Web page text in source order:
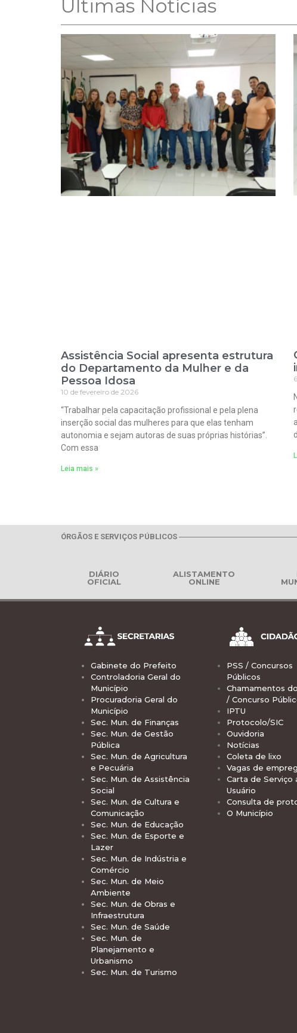
Ultimas Notícias
Assistência Social apresenta estrutura
do Departamento da Mulher e da
Pessoa Idosa
10 de fevereiro de 2026
“Trabalhar pela capacitação profissional e pela plena
inserção social das mulheres para que elas tenham
autonomia e sejam autoras de suas próprias histórias”.
Com essa
Leia mais »
ÓRGÃOS E SERVIÇOS PÚBLICOS
DIÁRIO
OFICIAL
ALISTAMENTO
ONLINE
Gabinete do Prefeito
Controladoria Geral do
Município
Procuradoria Geral do
Município
Sec. Mun. de Finanças
Sec. Mun. de Gestão
Pública
Sec. Mun. de Agricultura
e Pecuária
Sec. Mun. de Assistência
Social
Sec. Mun. de Cultura e
Comunicação
Sec. Mun. de Educação
Sec. Mun. de Esporte e
Lazer
Sec. Mun. de Indústria e
Comércio
Sec. Mun. de Meio
Ambiente
Sec. Mun. de Obras e
Infraestrutura
Sec. Mun. de Saúde
Sec. Mun. de
Planejamento e
Urbanismo
Sec. Mun. de Turismo
PSS / Concursos
Públicos
Chamamentos
/ Concurso
IPTU
Protocolo/SIC
Ouvidoria
Notícias
Coleta de lixo
Vagas de
Carta de Serviço
Usuário
Consulta de
O Município